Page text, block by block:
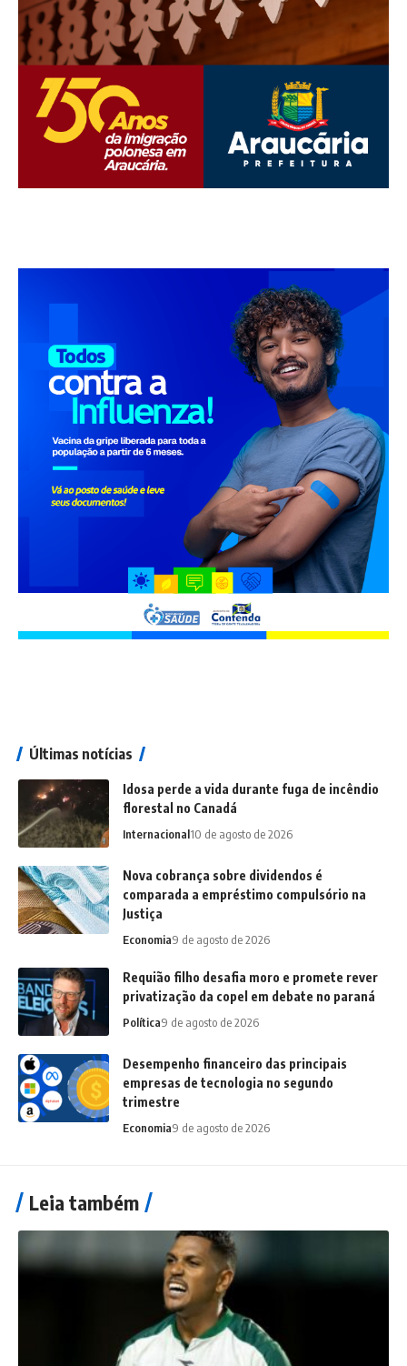
Últimas notícias
Idosa perde a vida durante fuga de incêndio
florestal no Canadá
Internacional10 de agosto de 2026
Nova cobrança sobre dividendos é
comparada a empréstimo compulsório na
Justiça
Economia9 de agosto de 2026
Requião filho desafia moro e promete rever
privatização da copel em debate no paraná
Política9 de agosto de 2026
Desempenho financeiro das principais
empresas de tecnologia no segundo
trimestre
Economia9 de agosto de 2026
Leia também